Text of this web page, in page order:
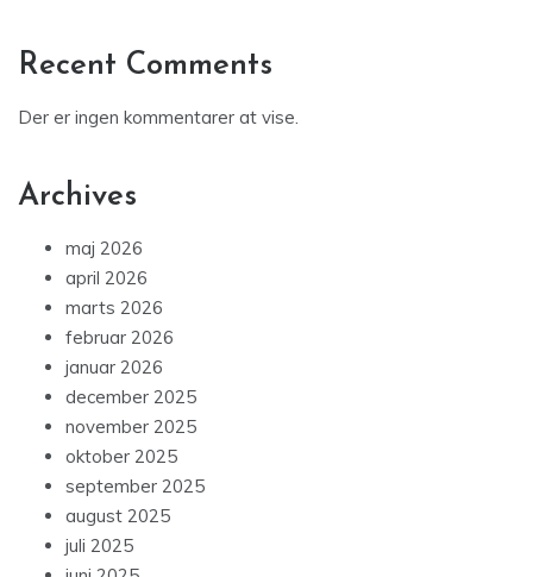
Recent Comments
Der er ingen kommentarer at vise.
Archives
maj 2026
april 2026
marts 2026
februar 2026
januar 2026
december 2025
november 2025
oktober 2025
september 2025
august 2025
juli 2025